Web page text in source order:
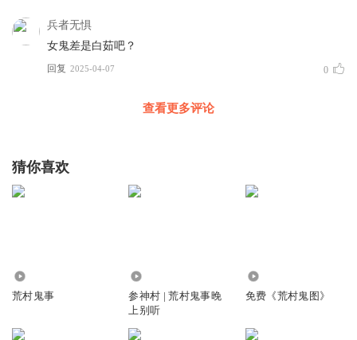
兵者无惧
女鬼差是白茹吧？
回复 2025-04-07 0
查看更多评论
猜你喜欢
荒村鬼事
参神村 | 荒村鬼事晚
上别听
免费《荒村鬼图》